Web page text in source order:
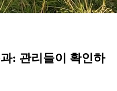
: 관리들이 확인하